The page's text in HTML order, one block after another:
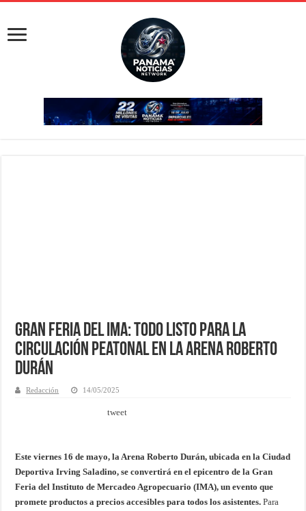
Gran Feria del IMA: Todo Listo para la
Circulación Peatonal en la Arena Roberto
Durán
Redacción 14/05/2025
tweet
Este viernes 16 de mayo, la Arena Roberto Durán, ubicada en la Ciudad
Deportiva Irving Saladino, se convertirá en el epicentro de la Gran
Feria del Instituto de Mercadeo Agropecuario (IMA), un evento que
promete productos a precios accesibles para todos los asistentes. Para